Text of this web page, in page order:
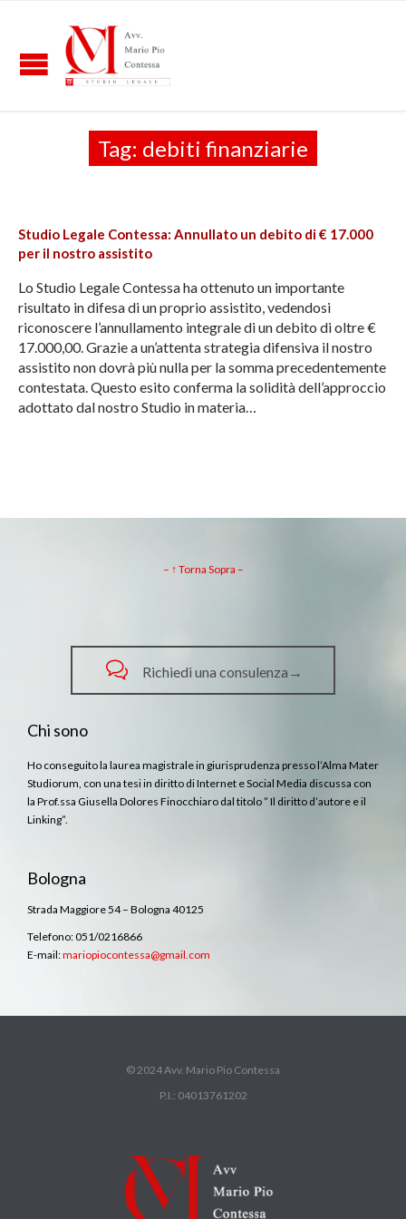
Tag: debiti finanziarie
Studio Legale Contessa: Annullato un debito di € 17.000
per il nostro assistito
Lo Studio Legale Contessa ha ottenuto un importante
risultato in difesa di un proprio assistito, vedendosi
riconoscere l’annullamento integrale di un debito di oltre €
17.000,00. Grazie a un’attenta strategia difensiva il nostro
assistito non dovrà più nulla per la somma precedentemente
contestata. Questo esito conferma la solidità dell’approccio
adottato dal nostro Studio in materia…
– ↑ Torna Sopra –
 Richiedi una consulenza→
Chi sono
Ho conseguito la laurea magistrale in giurisprudenza presso l’Alma Mater
Studiorum, con una tesi in diritto di Internet e Social Media discussa con
la Prof.ssa Giusella Dolores Finocchiaro dal titolo ” Il diritto d’autore e il
Linking”.
Bologna
Strada Maggiore 54 – Bologna 40125
Telefono: 051/0216866
E-mail:mariopiocontessa@gmail.com
© 2024 Avv. Mario Pio Contessa
P.I.: 04013761202